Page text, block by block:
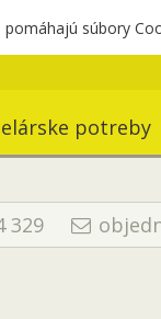
súbory
potreby
329